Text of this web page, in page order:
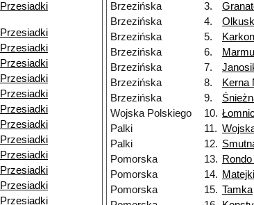
Przesiadki
Przesiadki
Przesiadki
Przesiadki
Przesiadki
Przesiadki
Przesiadki
Przesiadki
Przesiadki
Przesiadki
Przesiadki
Przesiadki
Przesiadki
Brzezińska
3.
Brzezińska
4.
Brzezińska
5.
Brzezińska
6.
Brzezińska
7.
Brzezińska
8. Kerna
Brzezińska
9.
Wojska Polskiego
10.
Palki
11.
Palki
12.
Pomorska
13.
Pomorska
14. Matejki
Pomorska
15. Tamka